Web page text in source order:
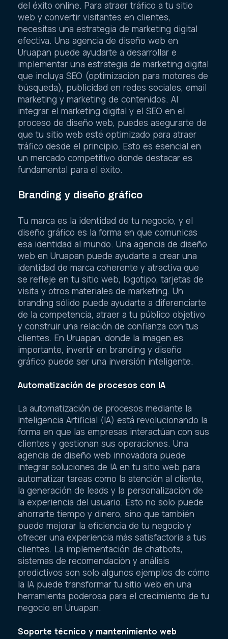
del éxito online. Para atraer tráfico a tu sitio
web y convertir visitantes en clientes,
necesitas una estrategia de marketing digital
efectiva. Una agencia de diseño web en
Uruapan puede ayudarte a desarrollar e
implementar una estrategia de marketing digital
que incluya SEO (optimización para motores de
búsqueda), publicidad en redes sociales, email
marketing y marketing de contenidos. Al
integrar el marketing digital y el SEO en el
proceso de diseño web, puedes asegurarte de
que tu sitio web esté optimizado para atraer
tráfico desde el principio. Esto es esencial en
un mercado competitivo donde destacar es
fundamental para el éxito.
Branding y diseño gráfico
Tu marca es la identidad de tu negocio, y el
diseño gráfico es la forma en que comunicas
esa identidad al mundo. Una agencia de diseño
web en Uruapan puede ayudarte a crear una
identidad de marca coherente y atractiva que
se refleje en tu sitio web, logotipo, tarjetas de
visita y otros materiales de marketing. Un
branding sólido puede ayudarte a diferenciarte
de la competencia, atraer a tu público objetivo
y construir una relación de confianza con tus
clientes. En Uruapan, donde la imagen es
importante, invertir en branding y diseño
gráfico puede ser una inversión inteligente.
Automatización de procesos con IA
La automatización de procesos mediante la
Inteligencia Artificial (IA) está revolucionando la
forma en que las empresas interactúan con sus
clientes y gestionan sus operaciones. Una
agencia de diseño web innovadora puede
integrar soluciones de IA en tu sitio web para
automatizar tareas como la atención al cliente,
la generación de leads y la personalización de
la experiencia del usuario. Esto no solo puede
ahorrarte tiempo y dinero, sino que también
puede mejorar la eficiencia de tu negocio y
ofrecer una experiencia más satisfactoria a tus
clientes. La implementación de chatbots,
sistemas de recomendación y análisis
predictivos son solo algunos ejemplos de cómo
la IA puede transformar tu sitio web en una
herramienta poderosa para el crecimiento de tu
negocio en Uruapan.
Soporte técnico y mantenimiento web